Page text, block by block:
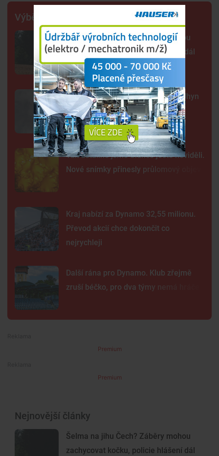
Výběr šéfredaktora
Šelma na jihu Čech? Záběry mohou
zachycovat kočku, policie hlášení dál
prověřuje
Sto mrtvých ryb v centru Budějc. Úhyn
mohl způsobit déšť a nedostatek
kyslíku
Tak detailně jsme Slunce ještě neviděli.
Nové snímky přinesly průlomový objev
Kraj nabízí za Dynamo 32,55 milionu.
Převod akcií chce dokončit co
nejrychleji
Další rána pro Dynamo. Klub zřejmě
zruší béčko, pro dva týmy nemá hráče
Premium
Premium
Nejnovější články
Šelma na jihu Čech? Záběry mohou
zachycovat kočku, policie hlášení dál